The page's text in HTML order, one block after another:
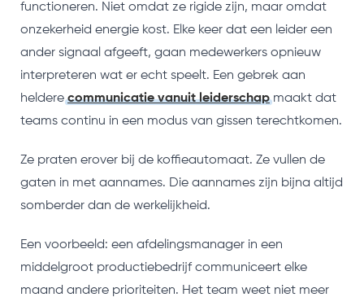
functioneren. Niet omdat ze rigide zijn, maar omdat
onzekerheid energie kost. Elke keer dat een leider een
ander signaal afgeeft, gaan medewerkers opnieuw
interpreteren wat er echt speelt. Een gebrek aan
helderecommunicatie vanuit leiderschapmaakt dat
teams continu in een modus van gissen terechtkomen.
Ze praten erover bij de koffieautomaat. Ze vullen de
gaten in met aannames. Die aannames zijn bijna altijd
somberder dan de werkelijkheid.
Een voorbeeld: een afdelingsmanager in een
middelgroot productiebedrijf communiceert elke
maand andere prioriteiten. Het team weet niet meer